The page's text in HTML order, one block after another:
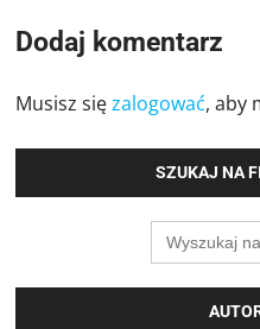
Dodaj komentarz
Musisz sięzalogować, aby
SZUKAJ NA
Search
for: